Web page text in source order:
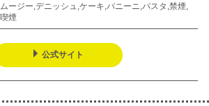
ムージー,デニッシュ,ケーキ,パニーニ,パスタ,禁煙,
喫煙
公式サイト